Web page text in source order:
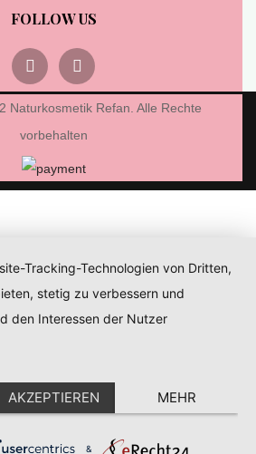
FOLLOW US
Naturkosmetik Refan. Alle Rechte
vorbehalten
Tracking-Technologien von Dritten,
stetig zu verbessern und
den Interessen der Nutzer
AKZEPTIEREN MEHR
&